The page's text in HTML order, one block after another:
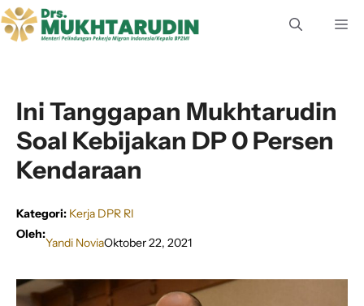
Langsung
ke
Ini Tanggapan Mukhtarudin
Soal Kebijakan DP 0 Persen
Kendaraan
Kategori: Kerja DPR RI
Oleh:
Yandi NoviaOktober 22, 2021